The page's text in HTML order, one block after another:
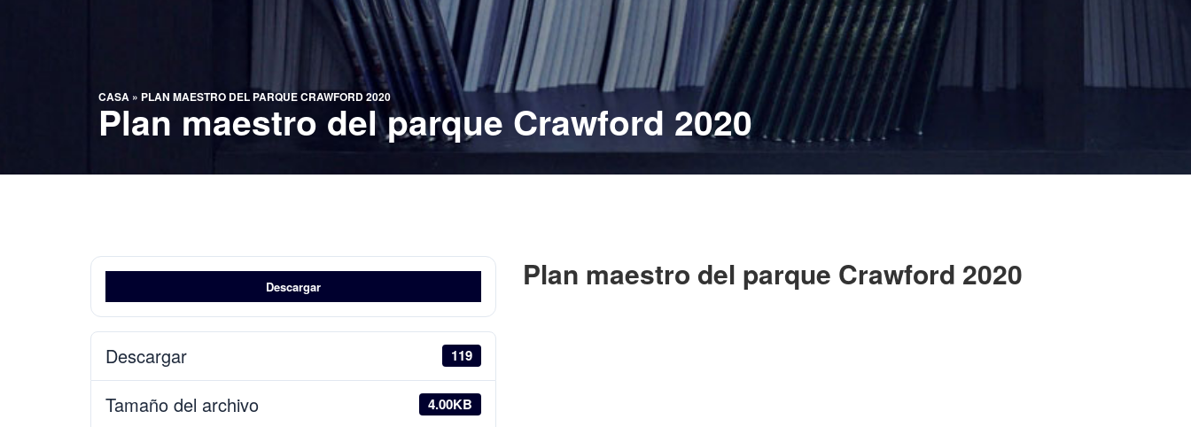
CASA » PLAN MAESTRO DEL PARQUE CRAWFORD 2020
Plan maestro del parque Crawford 2020
Descargar
Descargar 119
Tamaño del archivo 4.00KB
Plan maestro del parque Crawford 2020